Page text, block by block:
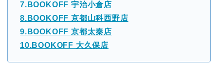
7.BOOKOFF 宇治小倉店
8.BOOKOFF 京都山科西野店
9.BOOKOFF 京都太秦店
10.BOOKOFF 大久保店